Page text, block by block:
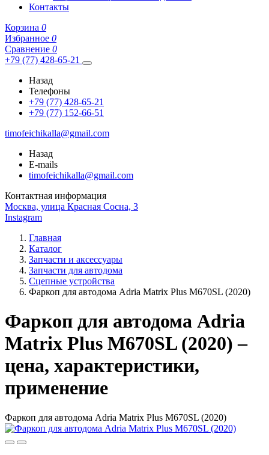
Контакты
Корзина 0
Избранное 0
Сравнение 0
+79 (77) 428-65-21
Назад
Телефоны
+79 (77) 428-65-21
+79 (77) 152-66-51
timofeichikalla@gmail.com
Назад
E-mails
timofeichikalla@gmail.com
Контактная информация
Москва, улица Красная Сосна, 3
Instagram
Главная
Каталог
Запчасти и аксессуары
Запчасти для автодома
Сцепные устройства
Фаркоп для автодома Adria Matrix Plus M670SL (2020)
Фаркоп для автодома Adria
Matrix Plus M670SL (2020) –
цена, характеристики,
применение
Фаркоп для автодома Adria Matrix Plus M670SL (2020)